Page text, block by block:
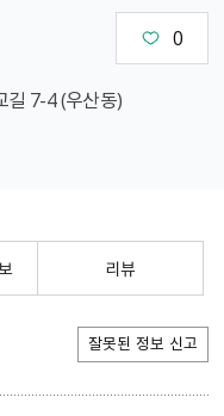
0
길 7-4 (우산동)
리뷰
잘못된 정보 신고